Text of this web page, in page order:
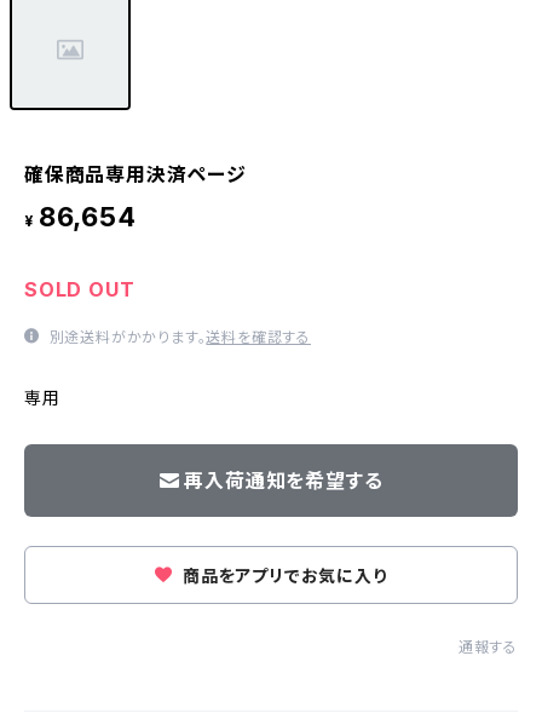
確保商品専用決済ページ
¥ 86,654
SOLD OUT
別途送料がかかります。送料を確認する
専用
再入荷通知を希望する
商品をアプリでお気に入り
通報する